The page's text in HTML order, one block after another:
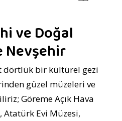
ve Doğal
dörtlük bir kültürel gezi
güzel müzeleri ve
Göreme Açık Hava
Atatürk Evi Müzesi,